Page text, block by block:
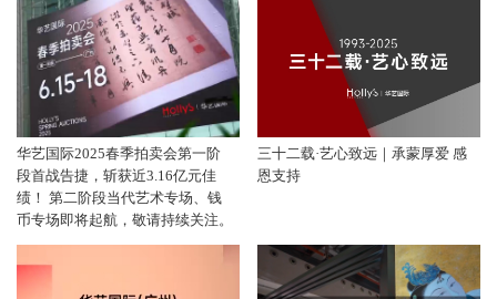
华艺国际2025春季拍卖会第一阶
段首战告捷，斩获近3.16亿元佳
绩！ 第二阶段当代艺术专场、钱
币专场即将起航，敬请持续关注。
三十二载·艺心致远｜承蒙厚爱 感
恩支持